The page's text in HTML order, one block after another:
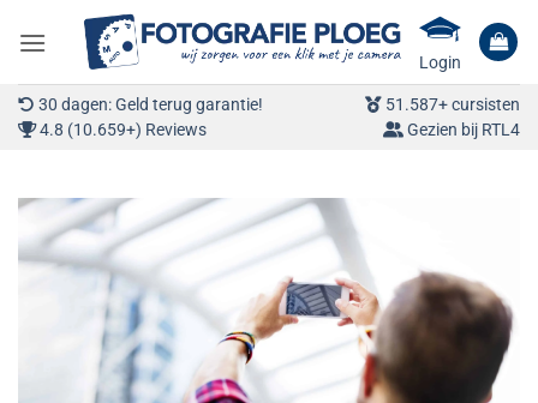
naar
Login
30 dagen: Geld terug garantie!
51.587+ cursisten
4.8 (10.659+) Reviews
Gezien bij RTL4